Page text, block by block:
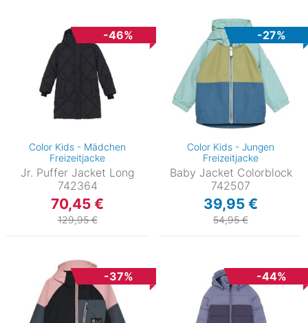
-46%
Color Kids - Mädchen
Freizeitjacke
Jr. Puffer Jacket Long
742364
70,45 €
129,95 €
-27%
Color Kids - Jungen
Freizeitjacke
Baby Jacket Colorblock
742507
39,95 €
54,95 €
-37% -44%